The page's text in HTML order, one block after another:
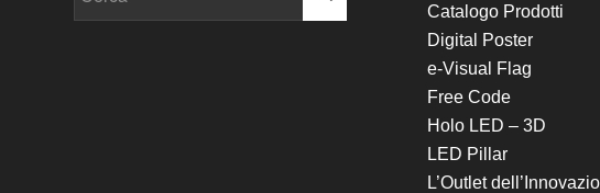
Catalogo Prodotti
Digital Poster
e-Visual Flag
Free Code
Holo LED – 3D
LED Pillar
L’Outlet